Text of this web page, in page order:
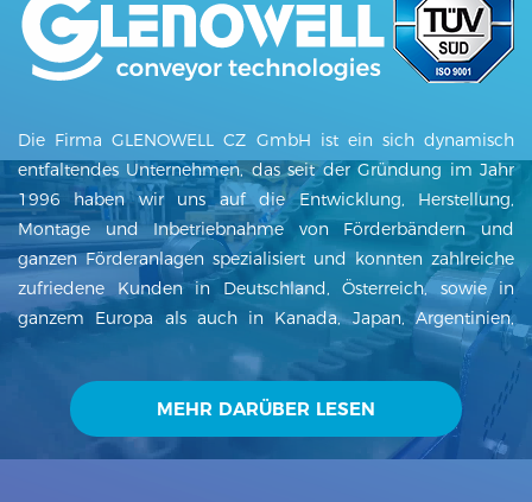
Die Firma GLENOWELL CZ GmbH ist ein sich dynamisch
entfaltendes Unternehmen, das seit der Gründung im Jahr
1996 haben wir uns auf die Entwicklung, Herstellung,
Montage und Inbetriebnahme von Förderbändern und
ganzen Förderanlagen spezialisiert und konnten zahlreiche
zufriedene Kunden in Deutschland, Österreich, sowie in
ganzem Europa als auch in Kanada, Japan, Argentinien,
Mexiko, Indien und anderen Ländern der Welt gewinnen. Die
GLENOWELL CZ GmbH liefert Förderbänder,
Fördetechnologien, Behälter und Stahlkonstruktionen inkl.
der Planung und der Montage. Unsere Förderbänder finden
in vielen Bereichen Einsatz. Bei uns steht der Kunde an erster
MEHR DARÜBER LESEN